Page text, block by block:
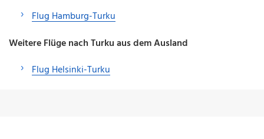
Flug Hamburg-Turku
Weitere Flüge nach Turku aus dem Ausland
Flug Helsinki-Turku